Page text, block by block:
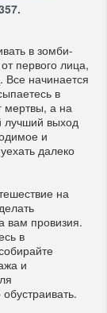
в зомби-
первого лица,
начинается
в
мертвы, а на
лучший выход
и
далеко
на
вам провизия.
в
и